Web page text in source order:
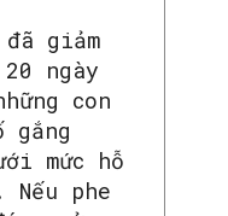
đã giảm
ngày
con
gắng
mức hỗ
phe